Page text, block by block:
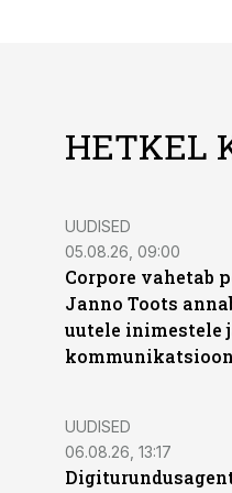
HETKEL
UUDISED
05.08.26, 09:00
Corpore vahetab
Janno Toots
uutele inimestele
UUDISED
06.08.26, 13:17